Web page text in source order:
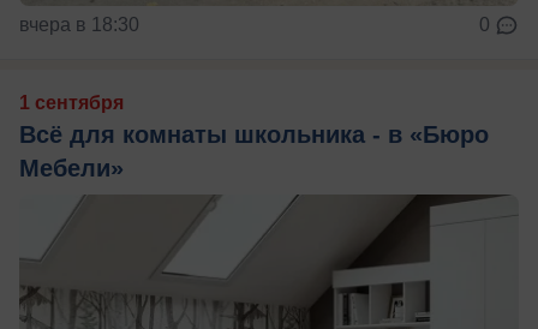
вчера в 18:30 0
1 сентября
Всё для комнаты школьника - в «Бюро
Мебели»